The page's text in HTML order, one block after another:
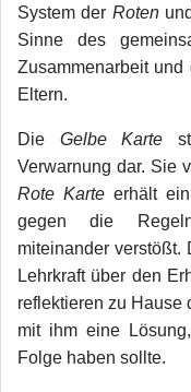
System der Roten
Sinne des
Zusammenarbeit
Eltern.
Die Gelbe Karte
Verwarnung dar. Sie
Rote Karte erhält
gegen die
miteinander verstößt.
Lehrkraft über den
reflektieren zu Hause
mit ihm eine
Folge haben sollte.